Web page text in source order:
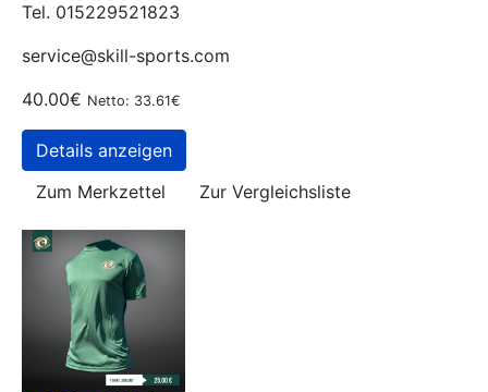
Tel. 015229521823
service@skill-sports.com
40.00€ Netto: 33.61€
Details anzeigen
Zum Merkzettel
Zur Vergleichsliste